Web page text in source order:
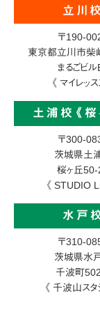
立川
〒190-
東京都立川市柴
まるごビル
《 マイレッス
土浦校《桜
〒300-
茨城県土
桜ヶ丘50-
《 STUDIO
水戸
〒310-
茨城県水
千波町
《 千波山スタ